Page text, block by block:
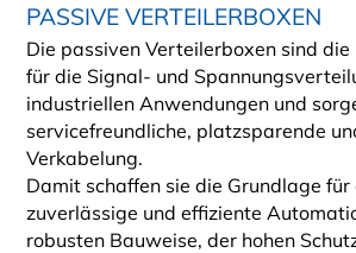
PASSIVE VERTEILERBOXEN
Die passiven Verteilerboxen sind die
für die Signal- und
industriellen Anwendungen und sorgen für eine
servicefreundliche, platzsparende
Verkabelung.
Damit schaffen sie die Grundlage für eine
zuverlässige und effiziente
robusten Bauweise, der hohen Schutzart (IP67) und